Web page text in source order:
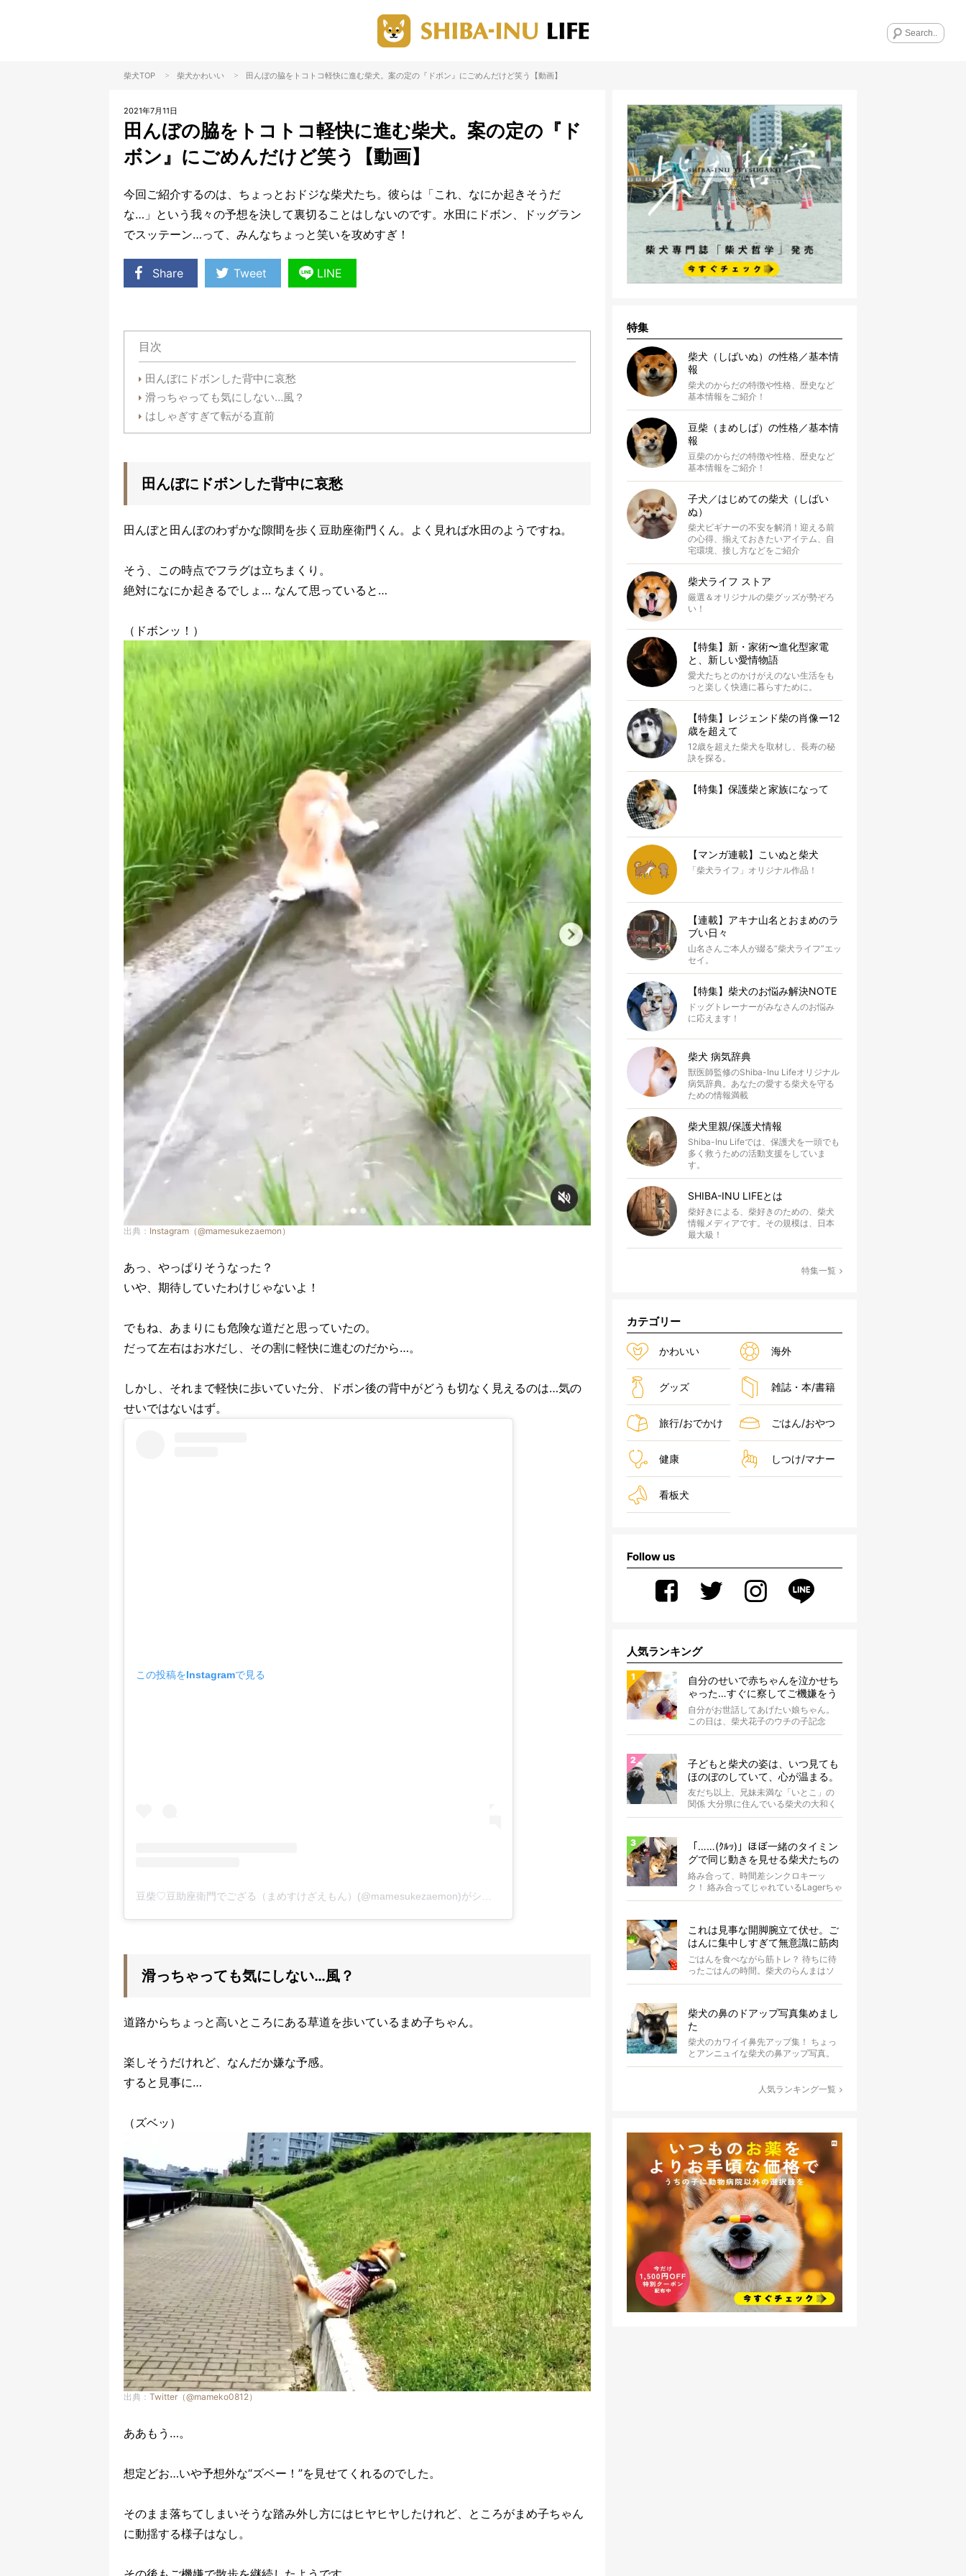
柴犬TOP > 柴犬かわいい > 田んぼの脇をトコトコ軽快に進む柴犬。案の定の『ドボン』にごめんだけど笑う【動画】
2021年7月11日
田んぼの脇をトコトコ軽快に進む柴犬。案の定の『ド
ボン』にごめんだけど笑う【動画】
今回ご紹介するのは、ちょっとおドジな柴犬たち。彼らは「これ、なにか起きそうだ
な…」という我々の予想を決して裏切ることはしないのです。水田にドボン、ドッグラン
でスッテーン…って、みんなちょっと笑いを攻めすぎ！
Share Tweet LINE
目次
田んぼにドボンした背中に哀愁
滑っちゃっても気にしない…風？
はしゃぎすぎて転がる直前
田んぼにドボンした背中に哀愁
田んぼと田んぼのわずかな隙間を歩く豆助座衛門くん。よく見れば水田のようですね。
そう、この時点でフラグは立ちまくり。
絶対になにか起きるでしょ… なんて思っていると…
（ドボンッ！）
出典： Instagram（@mamesukezaemon）
あっ、やっぱりそうなった？
いや、期待していたわけじゃないよ！
でもね、あまりにも危険な道だと思っていたの。
だって左右はお水だし、その割に軽快に進むのだから…。
しかし、それまで軽快に歩いていた分、ドボン後の背中がどうも切なく見えるのは…気の
せいではないはず。
この投稿をInstagramで見る
滑っちゃっても気にしない…風？
道路からちょっと高いところにある草道を歩いているまめ子ちゃん。
楽しそうだけれど、なんだか嫌な予感。
すると見事に…
（ズベッ）
出典： Twitter（@mameko0812）
ああもう…。
想定どお…いや予想外な“ズベー！”を見せてくれるのでした。
そのまま落ちてしまいそうな踏み外し方にはヒヤヒヤしたけれど、ところがまめ子ちゃん
に動揺する様子はなし。
特集
柴犬（しばいぬ）の性格／基本情
報
柴犬のからだの特徴や性格、歴史など
基本情報をご紹介！
豆柴（まめしば）の性格／基本情
報
豆柴のからだの特徴や性格、歴史など
基本情報をご紹介！
子犬／はじめての柴犬（しばい
ぬ）
柴犬ビギナーの不安を解消！迎える前
の心得、揃えておきたいアイテム、自
宅環境、接し方などをご紹介
柴犬ライフ ストア
厳選＆オリジナルの柴グッズが勢ぞろ
い！
【特集】新・家術〜進化型家電
と、新しい愛情物語
愛犬たちとのかけがえのない生活をも
っと楽しく快適に暮らすために。
【特集】レジェンド柴の肖像ー12
歳を超えて
12歳を超えた柴犬を取材し、長寿の秘
訣を探る。
【特集】保護柴と家族になって
【マンガ連載】こいぬと柴犬
「柴犬ライフ」オリジナル作品！
【連載】アキナ山名とおまめのラ
ブい日々
山名さんご本人が綴る“柴犬ライフ”エッ
セイ。
【特集】柴犬のお悩み解決NOTE
ドッグトレーナーがみなさんのお悩み
に応えます！
柴犬 病気辞典
獣医師監修のShiba-Inu Lifeオリジナル
病気辞典。あなたの愛する柴犬を守る
ための情報満載
柴犬里親/保護犬情報
Shiba-Inu Lifeでは、保護犬を一頭でも
多く救うための活動支援をしていま
す。
SHIBA-INU LIFEとは
柴好きによる、柴好きのための、柴犬
情報メディアです。その規模は、日本
最大級！
特集一覧
カテゴリー
かわいい 海外
グッズ 雑誌・本/書籍
旅行/おでかけ ごはん/おやつ
健康 しつけ/マナー
看板犬
Follow us
人気ランキング
自分のせいで赤ちゃんを泣かせち
ゃった…すぐに察してご機嫌をう
かがう柴犬の優しさが泣ける【動
画】
自分がお世話してあげたい娘ちゃん。
この日は、柴犬花子のウチの子記念
日。ということで、オーナーさんはご
子どもと柴犬の姿は、いつ見ても
ほのぼのしていて、心が温まる。
友だち以上、兄妹未満な「いとこ」の
関係 大分県に住んでいる柴犬の大和く
ん。Instagramにたびたび登場する...
「……(ｸﾙｯ)」ほぼ一緒のタイミン
グで同じ動きを見せる柴犬たちの
シンクロっぷりがなんだかスゴイ
絡み合って、時間差シンクロキーッ
ク！ 絡み合ってじゃれているLagerちゃ
んとaleちゃん。いったいどんな体勢...
これは見事な開脚腕立て伏せ。ご
はんに集中しすぎて無意識に筋肉
を喜ばせている柴犬にじわる【動
画】
ごはんを食べながら筋トレ？ 待ちに待
ったごはんの時間。柴犬のらんまはソ
ワソワと落ち着かず、歩き回っていま
柴犬の鼻のドアップ写真集めまし
た
柴犬のカワイイ鼻先アップ集！ ちょっ
とアンニュイな柴犬の鼻アップ写真。
何やら物思いにふけっているようで
人気ランキング一覧